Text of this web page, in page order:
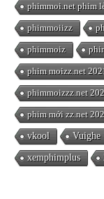
phimmoi.net phim
phimmoiizz
phimmoiz
phim moizz.net
phimmoizzz.net
phim mới zz.net
vkool Vuighe
xemphimplus